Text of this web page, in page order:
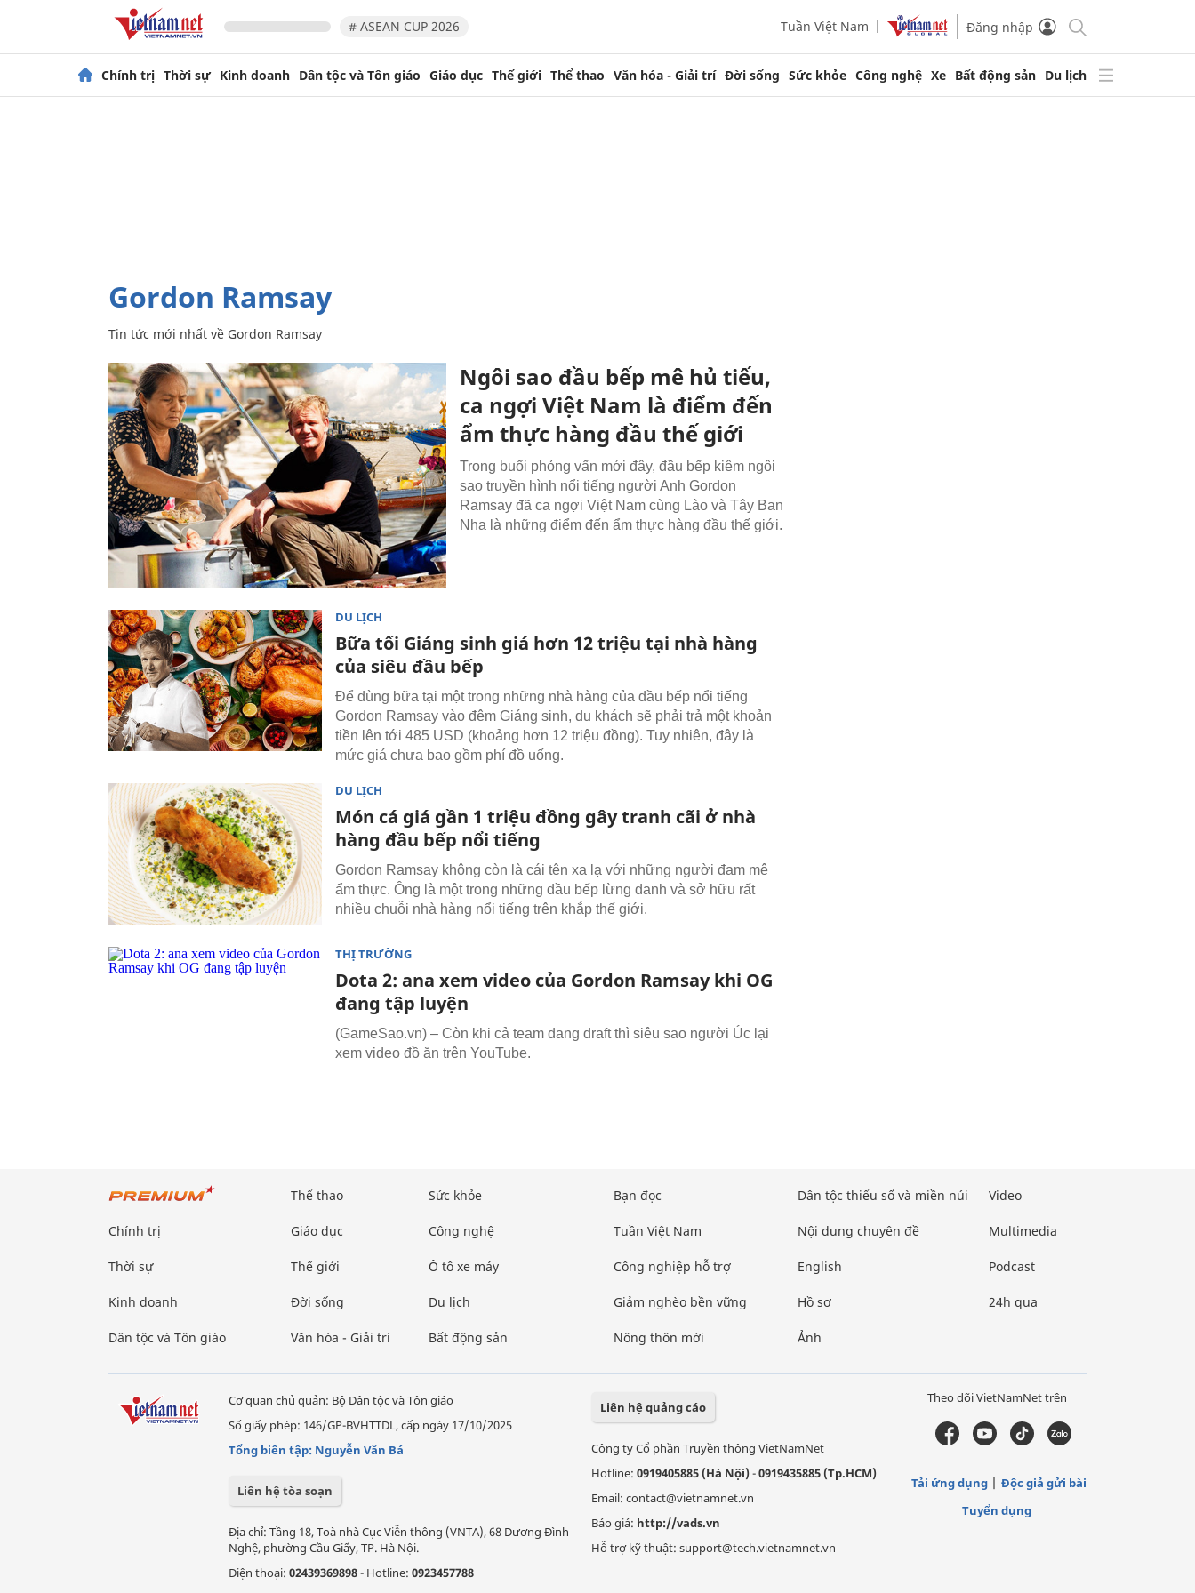
# ASEAN CUP 2026 Tuần Việt Nam Đăng nhập
Chính trị Thời sự Kinh doanh Dân tộc và Tôn giáo Giáo dục Thế giới Thể thao Văn hóa - Giải trí Đời sống Sức khỏe Công nghệ Xe Bất động sản Du lịch
Gordon Ramsay
Tin tức mới nhất về Gordon Ramsay
Ngôi sao đầu bếp mê hủ tiếu,
ca ngợi Việt Nam là điểm đến
ẩm thực hàng đầu thế giới
Trong buổi phỏng vấn mới đây, đầu bếp kiêm ngôi
sao truyền hình nổi tiếng người Anh Gordon
Ramsay đã ca ngợi Việt Nam cùng Lào và Tây Ban
Nha là những điểm đến ẩm thực hàng đầu thế giới.
DU LỊCH
Bữa tối Giáng sinh giá hơn 12 triệu tại nhà hàng
của siêu đầu bếp
Để dùng bữa tại một trong những nhà hàng của đầu bếp nổi tiếng
Gordon Ramsay vào đêm Giáng sinh, du khách sẽ phải trả một khoản
tiền lên tới 485 USD (khoảng hơn 12 triệu đồng). Tuy nhiên, đây là
mức giá chưa bao gồm phí đồ uống.
DU LỊCH
Món cá giá gần 1 triệu đồng gây tranh cãi ở nhà
hàng đầu bếp nổi tiếng
Gordon Ramsay không còn là cái tên xa lạ với những người đam mê
ẩm thực. Ông là một trong những đầu bếp lừng danh và sở hữu rất
nhiều chuỗi nhà hàng nổi tiếng trên khắp thế giới.
THỊ TRƯỜNG
Dota 2: ana xem video của Gordon Ramsay khi OG
đang tập luyện
(GameSao.vn) – Còn khi cả team đang draft thì siêu sao người Úc lại
xem video đồ ăn trên YouTube.
Chính trị
Thời sự
Kinh doanh
Dân tộc và Tôn giáo
Thể thao
Giáo dục
Thế giới
Đời sống
Văn hóa - Giải trí
Sức khỏe
Công nghệ
Ô tô xe máy
Du lịch
Bất động sản
Bạn đọc
Tuần Việt Nam
Công nghiệp hỗ trợ
Giảm nghèo bền vững
Nông thôn mới
Dân tộc thiểu số và miền núi
Nội dung chuyên đề
English
Hồ sơ
Ảnh
Video
Multimedia
Podcast
24h qua
Cơ quan chủ quản: Bộ Dân tộc và Tôn giáo
Số giấy phép: 146/GP-BVHTTDL, cấp ngày 17/10/2025
Tổng biên tập: Nguyễn Văn Bá
Liên hệ tòa soạn
Địa chỉ: Tầng 18, Toà nhà Cục Viễn thông (VNTA), 68 Dương Đình
Nghệ, phường Cầu Giấy, TP. Hà Nội.
Điện thoại: 02439369898- Hotline: 0923457788
Liên hệ quảng cáo
Công ty Cổ phần Truyền thông VietNamNet
Hotline: 0919405885 (Hà Nội)-0919435885 (Tp.HCM)
Email: contact@vietnamnet.vn
Báo giá: http://vads.vn
Hỗ trợ kỹ thuật: support@tech.vietnamnet.vn
Theo dõi VietNamNet trên
Tải ứng dụng
Độc giả gửi bài
Tuyển dụng